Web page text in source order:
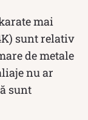
mai
sunt relativ
de metale
nu ar
sunt